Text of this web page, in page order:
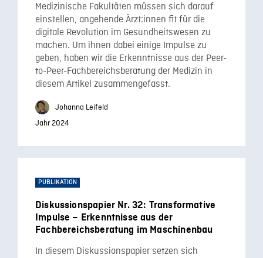
Medizinische Fakultäten müssen sich darauf
einstellen, angehende Ärzt:innen fit für die
digitale Revolution im Gesundheitswesen zu
machen. Um ihnen dabei einige Impulse zu
geben, haben wir die Erkenntnisse aus der Peer-
to-Peer-Fachbereichsberatung der Medizin in
diesem Artikel zusammengefasst.
Johanna Leifeld
Jahr 2024
PUBLIKATION
Diskussionspapier Nr. 32: Transformative
Impulse – Erkenntnisse aus der
Fachbereichsberatung im Maschinenbau
In diesem Diskussionspapier setzen sich